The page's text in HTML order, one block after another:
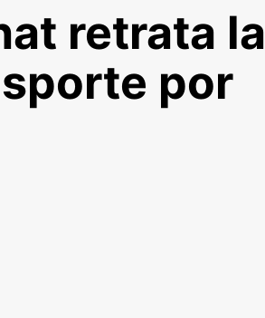
retrata la
por